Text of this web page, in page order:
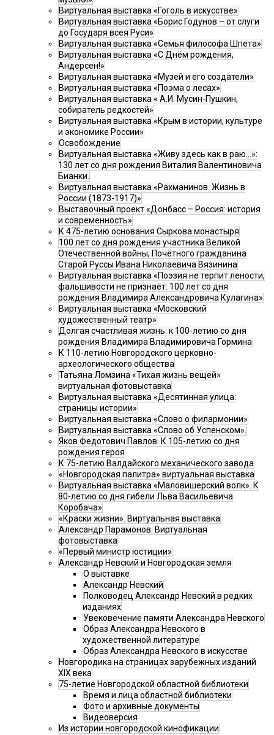
Виртуальная выставка «Гоголь в искусстве»
Виртуальная выставка «Борис Годунов – от слуги
до Государя всея Руси»
Виртуальная выставка «Семья философа Шпета»
Виртуальная выставка «С Днём рождения,
Андерсен!»
Виртуальная выставка «Музей и его создатели»
Виртуальная выставка «Поэма о лесах»
Виртуальная выставка « А.И. Мусин-Пушкин,
собиратель редкостей»
Виртуальная выставка «Крым в истории, культуре
и экономике России»
Освобождение
Виртуальная выставка «Живу здесь как в раю…»:
130 лет со дня рождения Виталия Валентиновича
Бианки.
Виртуальная выставка «Рахманинов. Жизнь в
России (1873-1917)»
Выставочный проект «Донбасс – Россия: история
и современность»
К 475-летию основания Сыркова монастыря
100 лет со дня рождения участника Великой
Отечественной войны, Почётного гражданина
Старой Руссы Ивана Николаевича Вязинина
Виртуальная выставка «Поэзия не терпит лености,
фальшивости не признаёт: 100 лет со дня
рождения Владимира Александровича Кулагина»
Виртуальная выставка «Московский
художественный театр»
Долгая счастливая жизнь: к 100-летию со дня
рождения Владимира Владимировича Гормина
К 110-летию Новгородского церковно-
археологического общества
Татьяна Ломзина «Тихая жизнь вещей»
виртуальная фотовыставка
Виртуальная выставка «Десятинная улица:
страницы истории»
Виртуальная выставка «Слово о филармонии»
Виртуальная выставка «Слово об Успенском».
Яков Федотович Павлов. К 105-летию со дня
рождения героя
К 75-летию Валдайского механического завода
«Новгородская палитра» виртуальная выставка
Виртуальная выставка «Маловишерский волк». К
80-летию со дня гибели Льва Васильевича
Коробача»
«Краски жизни». Виртуальная выставка
Александр Парамонов. Виртуальная
фотовыставка
«Первый министр юстиции»
Александр Невский и Новгородская земля
О выставке
Александр Невский
Полководец Александр Невский в редких
изданиях
Увековечение памяти Александра Невского
Образ Александра Невского в
художественной литературе
Образ Александра Невского в искусстве
Новгородика на страницах зарубежных изданий
XIX века
75-летие Новгородской областной библиотеки
Время и лица областной библиотеки
Фото и архивные документы
Видеоверсия
Из истории новгородской кинофикации